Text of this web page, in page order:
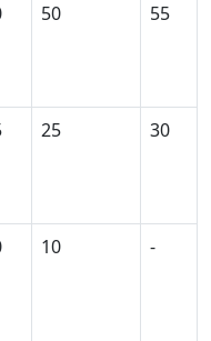
50 55
25 30
10 -